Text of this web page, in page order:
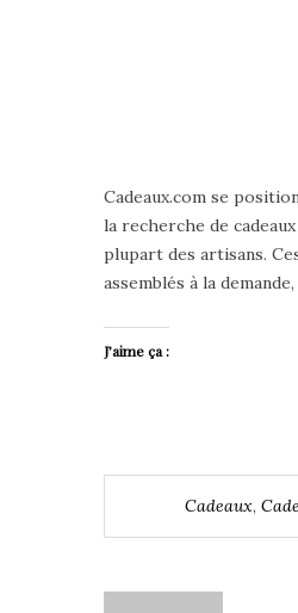
Cadeaux.com se
la recherche de
plupart des artisans.
assemblés à la
J’aime ça :
Cadeaux,